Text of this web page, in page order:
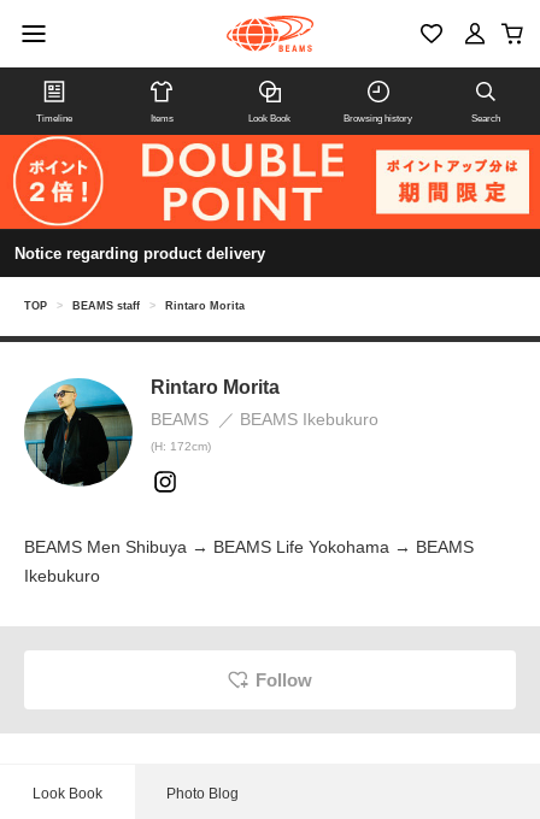
Timeline Items Look Book Browsing history Search
Notice regarding product delivery
TOP > BEAMS staff > Rintaro Morita
Rintaro Morita
BEAMS BEAMS Ikebukuro
(H: 172cm)
BEAMS Men Shibuya → BEAMS Life Yokohama → BEAMS
Ikebukuro
Follow
Look Book Photo Blog